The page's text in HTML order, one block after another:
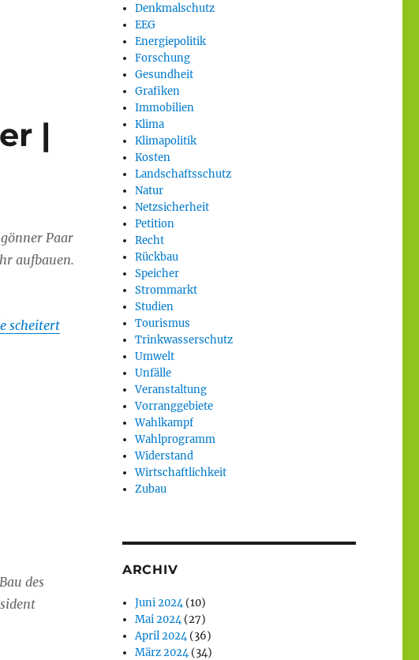
|
Paar
aufbauen.
scheitert
des
Denkmalschutz
EEG
Energiepolitik
Forschung
Gesundheit
Grafiken
Immobilien
Klima
Klimapolitik
Kosten
Landschaftsschutz
Natur
Netzsicherheit
Petition
Recht
Rückbau
Speicher
Strommarkt
Studien
Tourismus
Trinkwasserschutz
Umwelt
Unfälle
Veranstaltung
Vorranggebiete
Wahlkampf
Wahlprogramm
Widerstand
Wirtschaftlichkeit
Zubau
ARCHIV
Juni 2024(10)
Mai 2024(27)
April 2024(36)
März 2024(34)